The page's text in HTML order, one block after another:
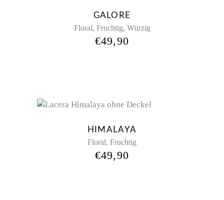
GALORE
Floral, Fruchtig, Würzig
€49,90
HIMALAYA
Floral, Fruchtig
€49,90